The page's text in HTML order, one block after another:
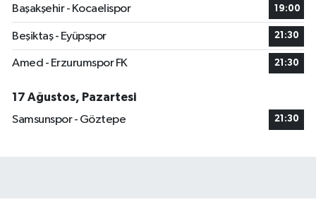
Başakşehir - Kocaelispor
19:00
Beşiktaş - Eyüpspor 21:30
Amed - Erzurumspor FK 21:30
17 Ağustos, Pazartesi
Samsunspor - Göztepe
21:30